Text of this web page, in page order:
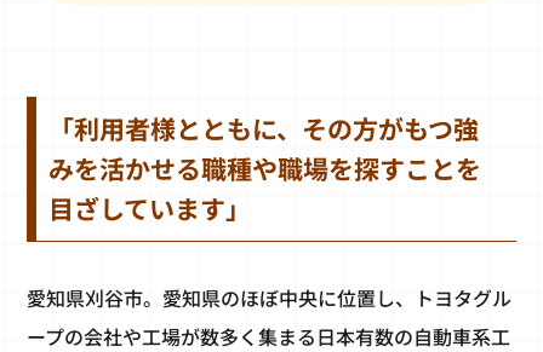
「利用者様とともに、その方がもつ強
みを活かせる職種や職場を探すことを
目ざしています」
愛知県刈谷市。愛知県のほぼ中央に位置し、トヨタグル
ープの会社や工場が数多く集まる日本有数の自動車系工